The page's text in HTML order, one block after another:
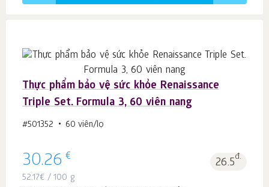
Thực phẩm bảo vệ sức khỏe Renaissance
Triple Set. Formula 3, 60 viên nang
#501352 60 viên/lọ
30.26 € 26.5đ.
52.17€ / 100 g